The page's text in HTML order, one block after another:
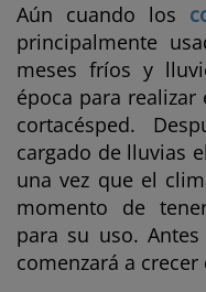
Aún cuando los
principalmente
meses fríos y
época para
cortacésped.
cargado de lluvias
una vez que el
momento de
para su uso.
comenzará a